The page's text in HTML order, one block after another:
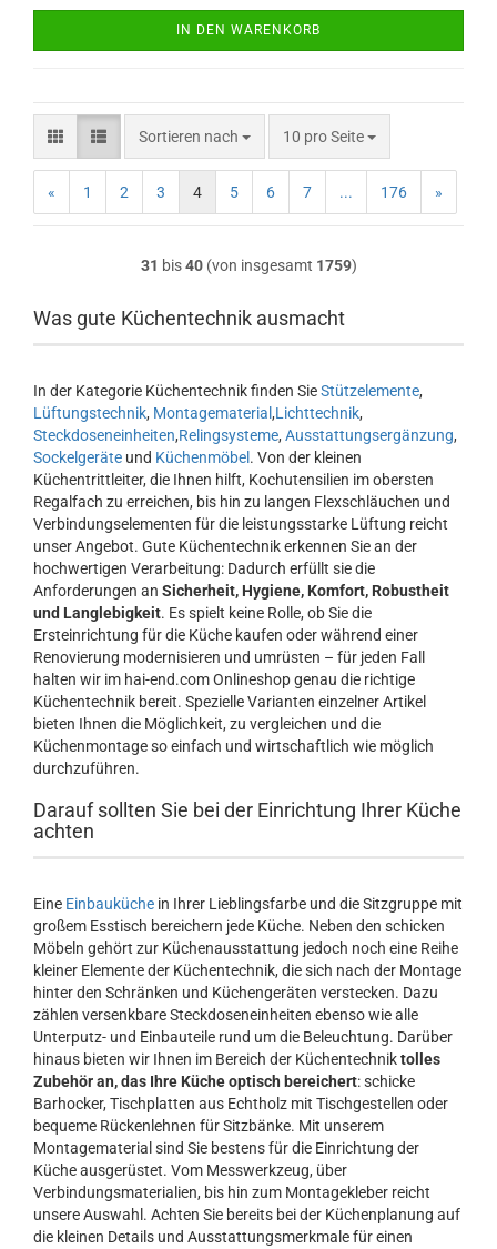
IN DEN WARENKORB
Sortieren nach
Sortieren nach 10 pro Seite
pro Seite
« 1 2 3 4 5 6 7 ... 176 »
31 bis40(von insgesamt 1759)
Was gute Küchentechnik ausmacht
In der Kategorie Küchentechnik finden SieStützelemente,
Lüftungstechnik, Montagematerial ,Lichttechnik,
Steckdoseneinheiten,Relingsysteme, Ausstattungsergänzung,
Sockelgeräte und Küchenmöbel . Von der kleinen
Küchentrittleiter, die Ihnen hilft, Kochutensilien im obersten
Regalfach zu erreichen, bis hin zu langen Flexschläuchen und
Verbindungselementen für die leistungsstarke Lüftung reicht
unser Angebot. Gute Küchentechnik erkennen Sie an der
hochwertigen Verarbeitung: Dadurch erfüllt sie die
Anforderungen an Sicherheit, Hygiene, Komfort, Robustheit
und Langlebigkeit. Es spielt keine Rolle, ob Sie die
Ersteinrichtung für die Küche kaufen oder während einer
Renovierung modernisieren und umrüsten – für jeden Fall
halten wir im hai-end.com Onlineshop genau die richtige
Küchentechnik bereit. Spezielle Varianten einzelner Artikel
bieten Ihnen die Möglichkeit, zu vergleichen und die
Küchenmontage so einfach und wirtschaftlich wie möglich
durchzuführen.
Darauf sollten Sie bei der Einrichtung Ihrer Küche
achten
Eine Einbauküche in Ihrer Lieblingsfarbe und die Sitzgruppe mit
großem Esstisch bereichern jede Küche. Neben den schicken
Möbeln gehört zur Küchenausstattung jedoch noch eine Reihe
kleiner Elemente der Küchentechnik, die sich nach der Montage
hinter den Schränken und Küchengeräten verstecken. Dazu
zählen versenkbare Steckdoseneinheiten ebenso wie alle
Unterputz- und Einbauteile rund um die Beleuchtung. Darüber
hinaus bieten wir Ihnen im Bereich der Küchentechniktolles
Zubehör an, das Ihre Küche optisch bereichert: schicke
Barhocker, Tischplatten aus Echtholz mit Tischgestellen oder
bequeme Rückenlehnen für Sitzbänke. Mit unserem
Montagematerial sind Sie bestens für die Einrichtung der
Küche ausgerüstet. Vom Messwerkzeug, über
Verbindungsmaterialien, bis hin zum Montagekleber reicht
unsere Auswahl. Achten Sie bereits bei der Küchenplanung auf
die kleinen Details und Ausstattungsmerkmale für einen